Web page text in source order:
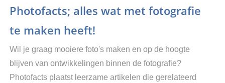
Photofacts; alles wat met fotografie
te maken heeft!
Wil je graag mooiere foto's maken en op de hoogte
blijven van ontwikkelingen binnen de fotografie?
Photofacts plaatst leerzame artikelen die gerelateerd